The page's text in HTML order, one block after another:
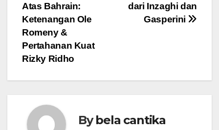
dari Inzaghi dan
Gasperini
Atas Bahrain:
Ketenangan Ole
Romeny &
Pertahanan Kuat
Rizky Ridho
Bybela cantika